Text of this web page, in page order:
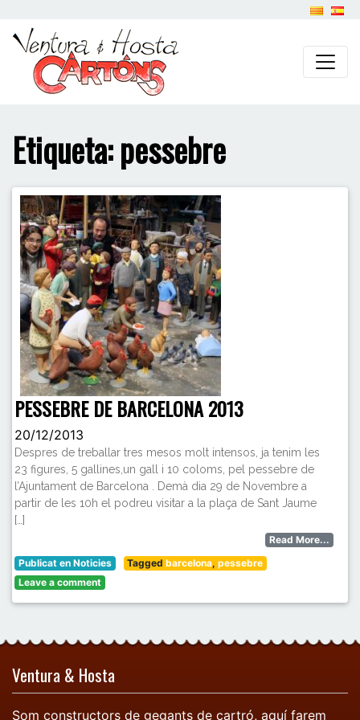
Etiqueta:pessebre
PESSEBRE DE BARCELONA 2013
20/12/2013
Despres de treballar tres mesos molt intensos, ja tenim les
23 figures, 5 gallines,un gall i 10 coloms, pel pessebre de
l’Ajuntament de Barcelona . Demà dia 29 de Novembre a
partir de les 10h el podreu visitar a la plaça de Sant Jaume
[…]
Read More...
Publicat en Noticies Taggedbarcelona,pessebre
Leave a comment
Ventura & Hosta
Som constructors de gegants de cartró, aquí farem